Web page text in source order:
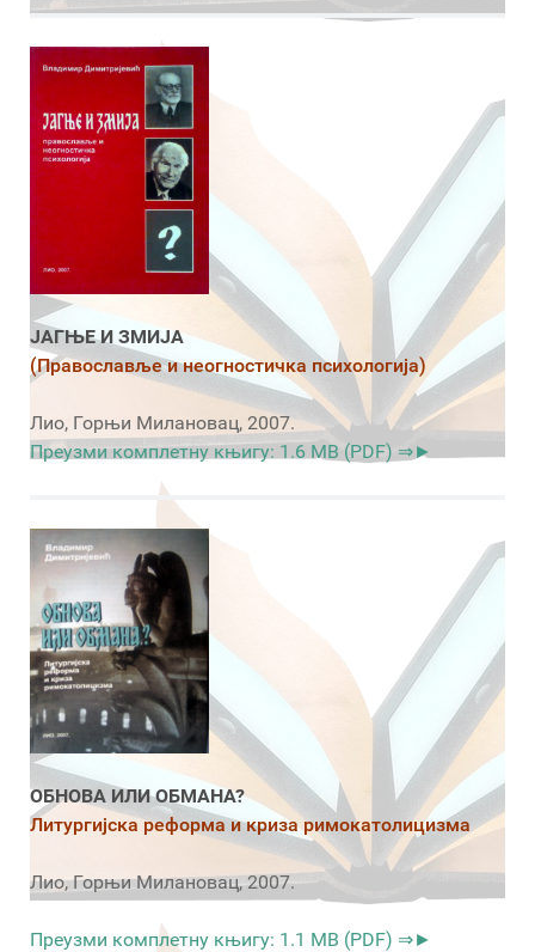
ЈАГЊЕ И ЗМИЈА
(Православље и неогностичка психологија)
Лио, Горњи Милановац, 2007.
Преузми комплетну књигу: 1.6 MB (PDF) ⇒►
ОБНОВА ИЛИ ОБМАНА?
Литургијска реформа и криза римокатолицизма
Лио, Горњи Милановац, 2007.
Преузми комплетну књигу: 1.1 MB (PDF) ⇒►